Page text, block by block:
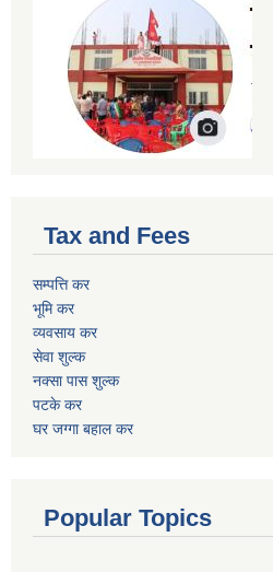
Tax and Fees
सम्पत्ति कर
भूमि कर
व्यवसाय कर
सेवा शुल्क
नक्सा पास शुल्क
पटके कर
घर जग्गा बहाल कर
Popular Topics